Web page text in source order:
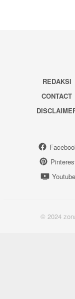
REDAKSI
CONTACT
Youtube
© 2024